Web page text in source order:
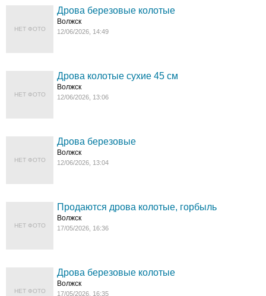
НЕТ ФОТО
Дрова березовые колотые
Волжск
12/06/2026, 14:49
НЕТ ФОТО
Дрова колотые сухие 45 см
Волжск
12/06/2026, 13:06
НЕТ ФОТО
Дрова березовые
Волжск
12/06/2026, 13:04
НЕТ ФОТО
Продаются дрова колотые, горбыль
Волжск
17/05/2026, 16:36
НЕТ ФОТО
Дрова березовые колотые
Волжск
17/05/2026, 16:35